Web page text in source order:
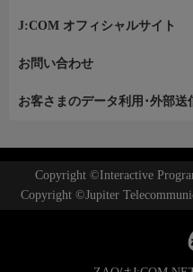
J:COM オフィシャルサイト
お問い合わせ
お客さまのデータ利用･外部送
Copyright ©Interactive
Copyright ©Jupiter